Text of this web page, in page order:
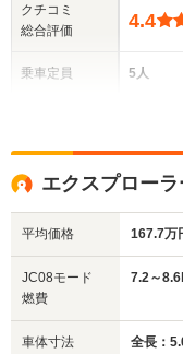
クチコミ
総合評価
乗車定員
サイズ
(全長x全幅x全高)
4.4
5人
エクスプロー
平均価格 167.7万
JC08モード
燃費
7.2～
車体寸法
全長：